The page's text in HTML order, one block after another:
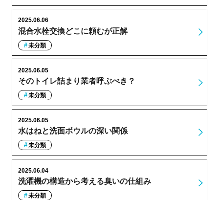
混合水栓交換どこに頼むが正解
2025.06.06
未分類
そのトイレ詰まり業者呼ぶべき？
2025.06.05
未分類
水はねと洗面ボウルの深い関係
2025.06.05
未分類
洗濯機の構造から考える臭いの仕組み
2025.06.04
未分類